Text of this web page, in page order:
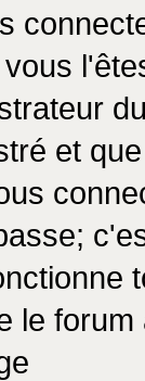
et
le